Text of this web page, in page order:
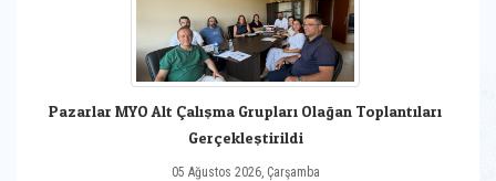
Pazarlar MYO Alt Çalışma Grupları Olağan Toplantıları
Gerçekleştirildi
05 Ağustos 2026, Çarşamba